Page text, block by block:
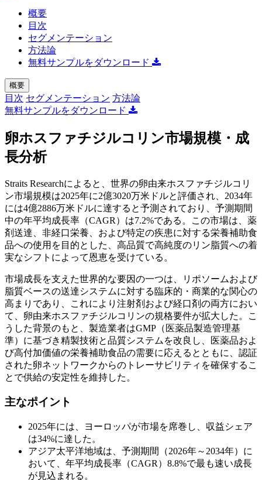
概要
目次
セグメンテーション
方法論
無料サンプルをダウンロード
概要
目次 セグメンテーション 方法論
無料サンプルをダウンロード
卵ホスファチジルコリン市場規模・成
長分析
Straits Researchによると、世界の卵由来ホスファチジルコリ
ン市場規模は2025年に2億3020万米ドルと評価され、2034年
には4億2886万米ドルに達すると予測されており、予測期間
中の年平均成長率（CAGR）は7.2%である。この市場は、薬
剤送達、非経口栄養、および特定の疾患に対する栄養補助食
品への使用を目的とした、高品質で高純度のリン脂質への着
実なシフトによって恩恵を受けている。
市場成長を支えた世界的な要因の一つは、リポソームおよび
脂質ベースの送達システムに対する臨床的・商業的な関心の
高まりであり、これにより注射剤および経口剤の両方におい
て、卵由来ホスファチジルコリンの規格要件が拡大した。こ
うした背景のもと、製造業者はGMP（医薬品製造管理基
準）に基づき精製技術と品質システムを改良し、医薬品およ
び高付加価値の栄養補助食品の需要に応えるとともに、認証
された卵ネットワークからのトレーサビリティを確保するこ
とで供給の安定性を維持した。
主なポイント
2025年には、ヨーロッパが市場を席巻し、収益シェア
は34%に達した。
アジア太平洋地域は、予測期間（2026年～2034年）に
おいて、年平均成長率（CAGR）8.8%で最も速い成長
が見込まれる。